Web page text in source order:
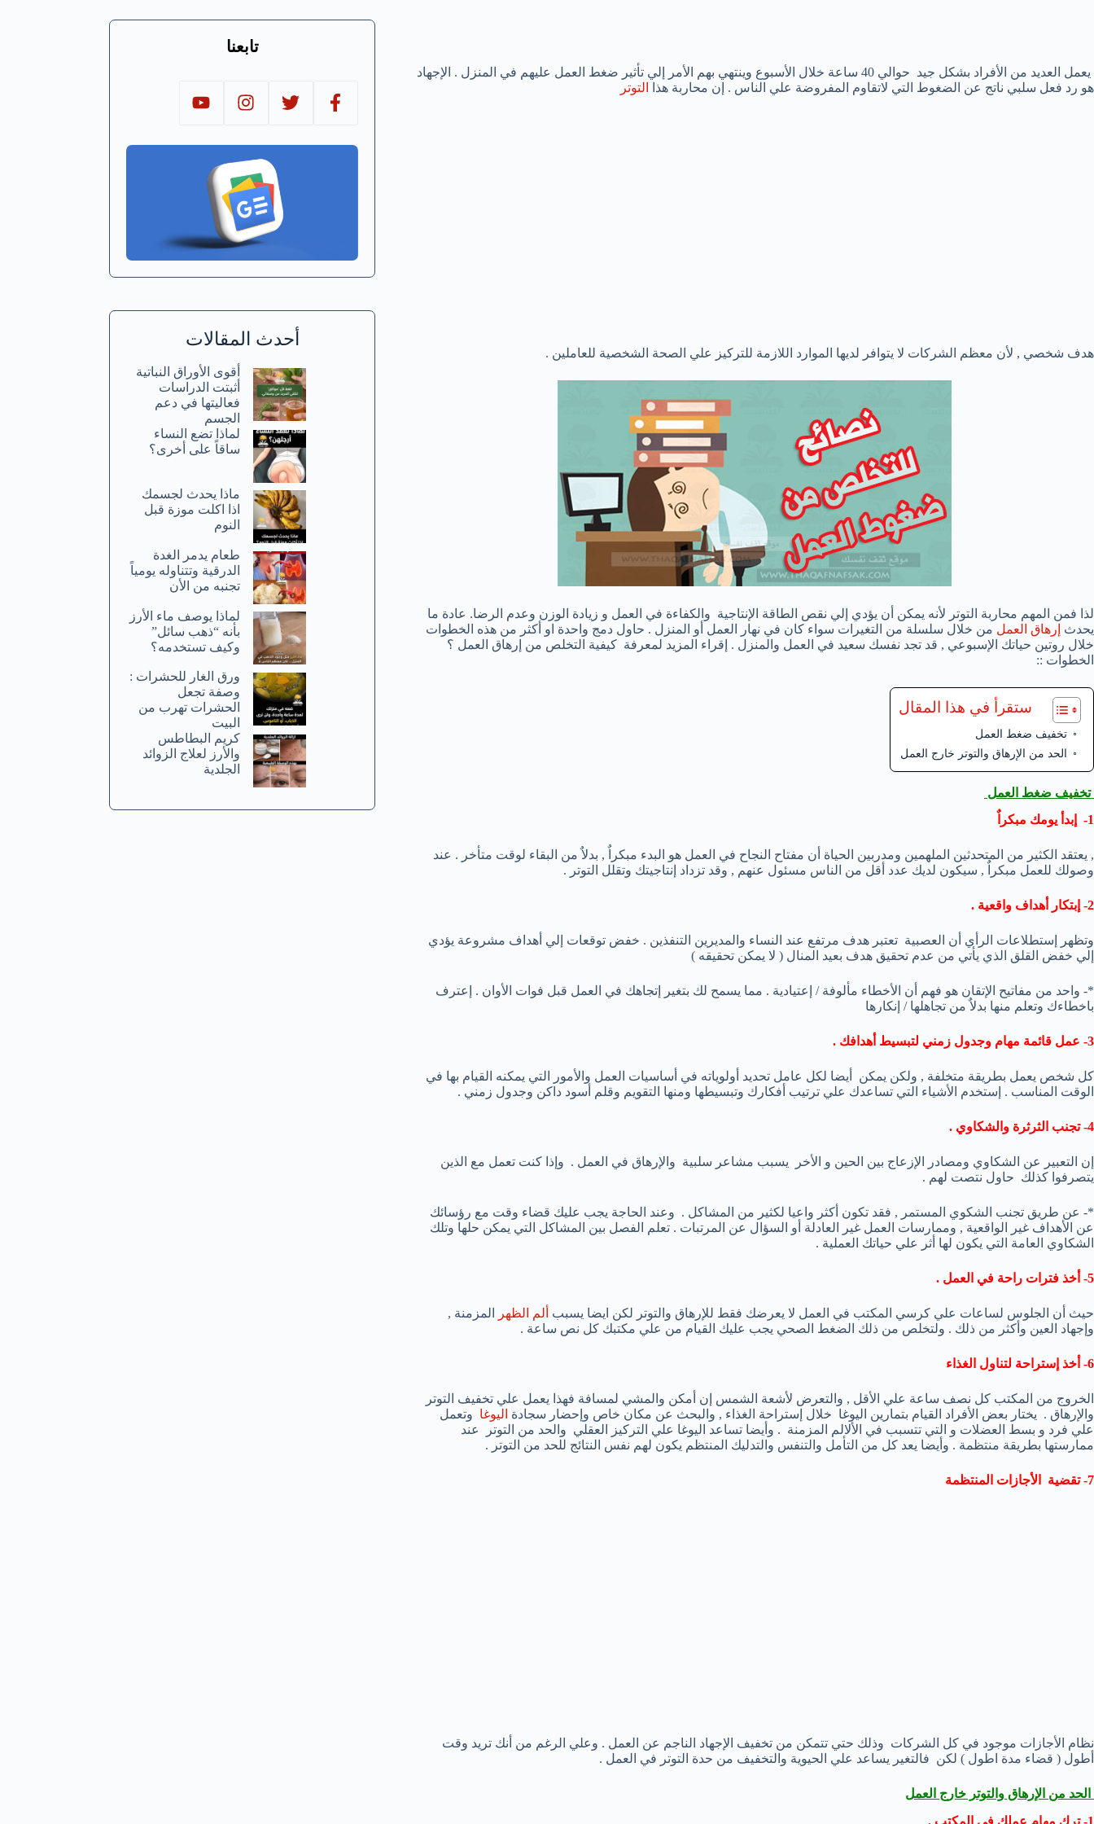
يعمل العديد من الأفراد بشكل جيد حوالي 40 ساعة خلال الأسبوع وينتهي بهم الأمر إلي تأثير ضغط العمل عليهم في المنزل . الإجهاد
هو رد فعل سلبي ناتج عن الضغوط التي لاتقاوم المفروضة علي الناس . إن محاربة هذا
التوتر
هدف شخصي , لأن معظم الشركات لا يتوافر لديها الموارد اللازمة للتركيز علي الصحة الشخصية للعاملين .
لذا فمن المهم محاربة التوتر لأنه يمكن أن يؤدي إلي نقص الطاقة الإنتاجية والكفاءة في العمل و زيادة الوزن وعدم الرضا. عادة ما
يحدث إرهاق العمل من خلال سلسلة من التغيرات سواء كان في نهار العمل أو المنزل . حاول دمج واحدة او أكثر من هذه الخطوات
خلال روتين حياتك الإسبوعي , قد تجد نفسك سعيد في العمل والمنزل . إقراء المزيد لمعرفة كيفية التخلص من إرهاق العمل ؟
الخطوات ::
ستقرأ في هذا المقال
تخفيف ضغط العمل
الحد من الإرهاق والتوتر خارج العمل
تخفيف ضغط العمل
1- إبدأ يومك مبكراٌ
, يعتقد الكثير من المتحدثين الملهمين ومدربين الحياة أن مفتاح النجاح في العمل هو البدء مبكراٌ , بدلاٌ من البقاء لوقت متأخر . عند
وصولك للعمل مبكراٌ , سيكون لديك عدد أقل من الناس مسئول عنهم , وقد تزداد إنتاجيتك وتقلل التوتر .
2- إبتكار أهداف واقعية .
وتظهر إستطلاعات الرأي أن العصبية تعتبر هدف مرتفع عند النساء والمديرين التنفذين . خفض توقعات إلي أهداف مشروعة يؤدي
إلي خفض القلق الذي يأتي من عدم تحقيق هدف بعيد المنال ( لا يمكن تحقيقه )
*- واحد من مفاتيح الإتقان هو فهم أن الأخطاء مألوفة / إعتيادية . مما يسمح لك بتغير إتجاهك في العمل قبل فوات الأوان . إعترف
باخطاءك وتعلم منها بدلاٌ من تجاهلها / إنكارها
3- عمل قائمة مهام وجدول زمني لتبسيط أهدافك .
كل شخص يعمل بطريقة متخلفة , ولكن يمكن أيضا لكل عامل تحديد أولوياته في أساسيات العمل والأمور التي يمكنه القيام بها في
الوقت المناسب . إستخدم الأشياء التي تساعدك علي ترتيب أفكارك وتبسيطها ومنها التقويم وقلم أسود داكن وجدول زمني .
4- تجنب الثرثرة والشكاوي .
إن التعبير عن الشكاوي ومصادر الإزعاج بين الحين و الأخر يسبب مشاعر سلبية والإرهاق في العمل . وإذا كنت تعمل مع الذين
يتصرفوا كذلك حاول نتصت لهم .
*- عن طريق تجنب الشكوي المستمر , فقد تكون أكثر واعيا لكثير من المشاكل . وعند الحاجة يجب عليك قضاء وقت مع رؤسائك
عن الأهداف غير الواقعية , وممارسات العمل غير العادلة أو السؤال عن المرتبات . تعلم الفصل بين المشاكل التي يمكن حلها وتلك
الشكاوي العامة التي يكون لها أثر علي حياتك العملية .
5- أخذ فترات راحة في العمل .
حيث أن الجلوس لساعات علي كرسي المكتب في العمل لا يعرضك فقط للإرهاق والتوتر لكن ايضا يسبب ألم الظهر
المزمنة ,
وإجهاد العين وأكثر من ذلك . ولتخلص من ذلك الضغط الصحي يجب عليك القيام من علي مكتبك كل نص ساعة .
6- أخذ إستراحة لتناول الغذاء
الخروج من المكتب كل نصف ساعة علي الأقل , والتعرض لأشعة الشمس إن أمكن والمشي لمسافة فهذا يعمل علي تخفيف التوتر
والإرهاق . يختار بعض الأفراد القيام بتمارين اليوغا خلال إستراحة الغذاء , والبحث عن مكان خاص وإحضار سجادة اليوغا وتعمل
علي فرد و بسط العضلات و التي تتسبب في الألالم المزمنة . وأيضا تساعد اليوغا علي التركيز العقلي والحد من التوتر عند
ممارستها بطريقة منتظمة . وأيضا يعد كل من التأمل والتنفس والتدليك المنتظم يكون لهم نفس النتائج للحد من التوتر .
7- تقضية الأجازات المنتظمة
نظام الأجازات موجود في كل الشركات وذلك حتي تتمكن من تخفيف الإجهاد الناجم عن العمل . وعلي الرغم من أنك تريد وقت
أطول ( قضاء مدة اطول ) لكن فالتغير يساعد علي الحيوية والتخفيف من حدة التوتر في العمل .
الحد من الإرهاق والتوتر خارج العمل
تابعنا
أحدث المقالات
أقوى الأوراق النباتية
أثبتت الدراسات
فعاليتها في دعم
الجسم
لماذا تضع النساء
ساقاً على أخرى؟
ماذا يحدث لجسمك
اذا اكلت موزة قبل
النوم
طعام يدمر الغدة
الدرقية وتتناوله يومياً
تجنبه من الأن
لماذا يوصف ماء الأرز
بأنه “ذهب سائل”
وكيف تستخدمه؟
ورق الغار للحشرات :
وصفة تجعل
الحشرات تهرب من
البيت
كريم البطاطس
والأرز لعلاج الزوائد
الجلدية